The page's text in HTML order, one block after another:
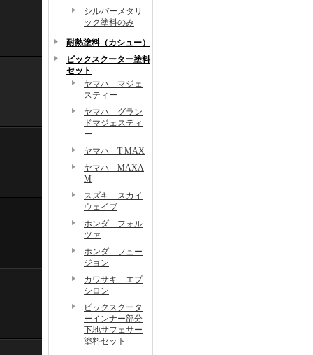
シルバーメタリ
ック塗料のみ
耐熱塗料（カシュー）
ビックスクーター塗料
セット
ヤマハ マジェ
スティー
ヤマハ グラン
ドマジェスティ
ー
ヤマハ T-MAX
ヤマハ MAXA
M
スズキ スカイ
ウェイブ
ホンダ フォル
ツァ
ホンダ フュー
ジョン
カワサキ エプ
シロン
ビックスクータ
ーインナー部分
下地サフェサー
塗料セット